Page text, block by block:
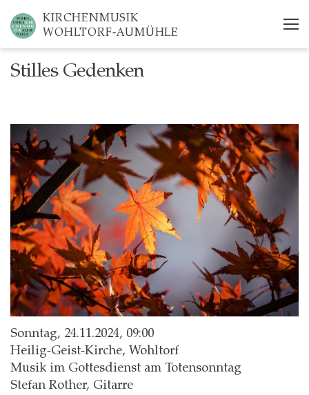
main
content
KIRCHENMUSIK
WOHLTORF-AUMÜHLE
Stilles Gedenken
Sonntag, 24.11.2024, 09:00
Heilig-Geist-Kirche, Wohltorf
Musik im Gottesdienst am Totensonntag
Stefan Rother, Gitarre